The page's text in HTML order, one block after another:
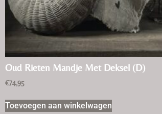
Oud Rieten Mandje Met Deksel (D)
€74,95
Toevoegen aan winkelwagen